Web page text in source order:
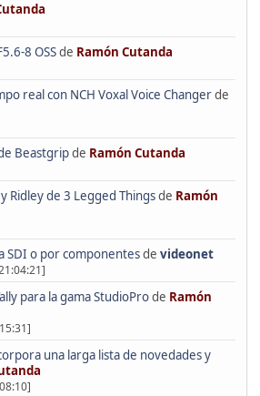
8 OSSde Ramón Cutanda
real con NCH Voxal Voice Changerde
Beastgripde Ramón Cutanda
Ridley de 3 Legged Thingsde Ramón
SDI o por componentesde videonet
para la gama StudioProde Ramón
una larga lista de novedades y